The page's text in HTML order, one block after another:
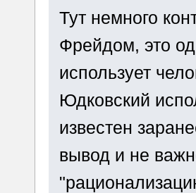
Тут немного
Фрейдом, это
использует
Юдковский
известен
вывод и не